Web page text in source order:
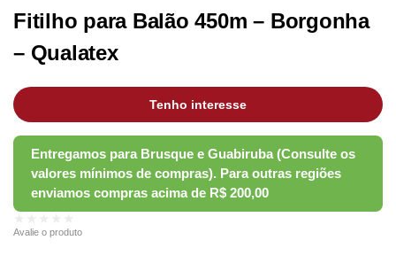
Fitilho para Balão 450m – Borgonha
– Qualatex
Tenho interesse
Avalie o produto